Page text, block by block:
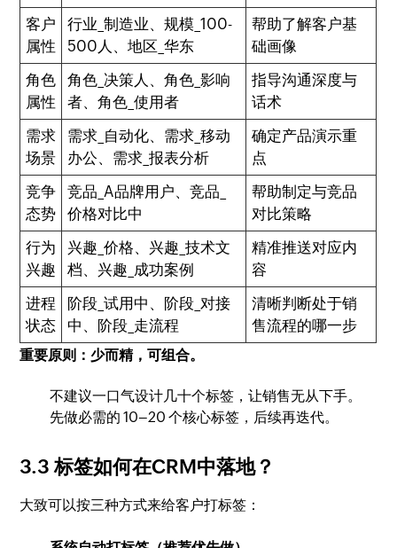
客户
属性
行业_制造业、规模_100-
500人、地区_华东
帮助了解客户基
础画像
角色
属性
角色_决策人、角色_影响
者、角色_使用者
指导沟通深度与
话术
需求
场景
需求_自动化、需求_移动
办公、需求_报表分析
确定产品演示重
点
竞争
态势
竞品_A品牌用户、竞品_
价格对比中
帮助制定与竞品
对比策略
行为
兴趣
兴趣_价格、兴趣_技术文
档、兴趣_成功案例
精准推送对应内
容
进程
状态
阶段_试用中、阶段_对接
中、阶段_走流程
清晰判断处于销
售流程的哪一步
重要原则：少而精，可组合。
不建议一口气设计几十个标签，让销售无从下手。
先做必需的 10–20 个核心标签，后续再迭代。
3.3 标签如何在CRM中落地？
大致可以按三种方式来给客户打标签：